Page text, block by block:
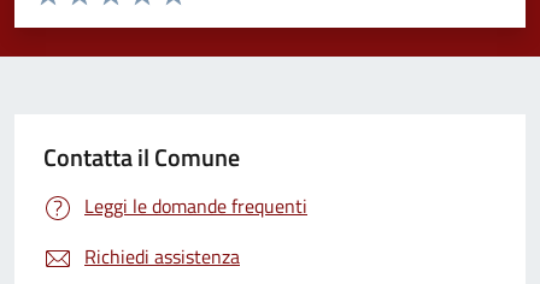
Valuta 5 stelle su 5
Valuta 4 stelle su 5
Valuta 3 stelle su 5
Valuta 2 stelle su 5
Valuta 1 stelle su 5
Contatta il Comune
Leggi le domande frequenti
Richiedi assistenza